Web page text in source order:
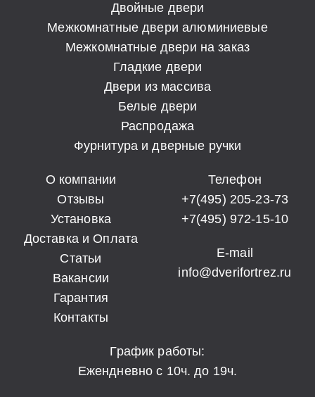
Двойные двери
Межкомнатные двери алюминиевые
Межкомнатные двери на заказ
Гладкие двери
Двери из массива
Белые двери
Распродажа
Фурнитура и дверные ручки
О компании
Отзывы
Установка
Доставка и Оплата
Статьи
Вакансии
Гарантия
Контакты
Телефон
+7(495) 205-23-73
+7(495) 972-15-10
E-mail
info@dverifortrez.ru
График работы:
Ежендневно с 10ч. до 19ч.